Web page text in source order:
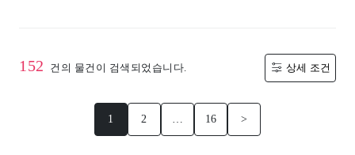
152 건의 물건이 검색되었습니다. 상세 조건
1 2 … 16 >